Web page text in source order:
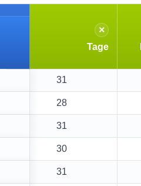
×
Tage
31
28
31
30
31